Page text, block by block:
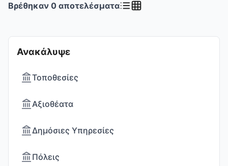
Ανακάλυψε
Τοποθεσίες
Αξιοθέατα
Δημόσιες Υπηρεσίες
Πόλεις
Βρέθηκαν 0 αποτελέσματα